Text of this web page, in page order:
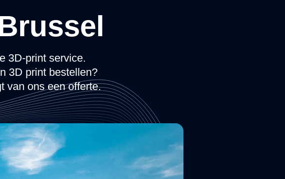
3D-print service.
3D print bestellen?
van ons een offerte.